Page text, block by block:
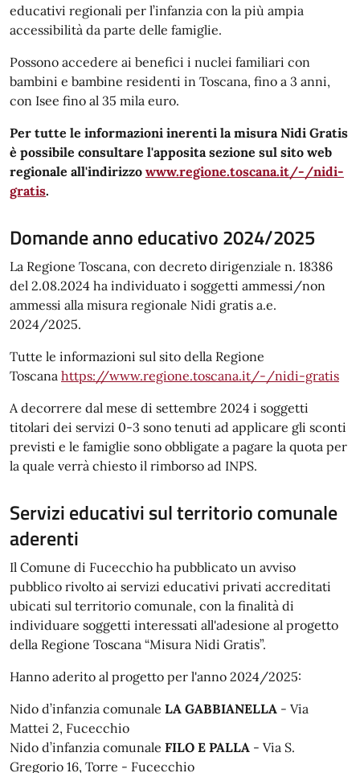
educativi regionali per l’infanzia con la più ampia
accessibilità da parte delle famiglie.
Possono accedere ai benefici i nuclei familiari con
bambini e bambine residenti in Toscana, fino a 3 anni,
con Isee fino al 35 mila euro.
Per tutte le informazioni inerenti la misura Nidi Gratis
è possibile consultare l'apposita sezione sul sito web
regionale all'indirizzo www.regione.toscana.it/-/nidi-
gratis.
Domande anno educativo 2024/2025
La Regione Toscana, con decreto dirigenziale n. 18386
del 2.08.2024 ha individuato i soggetti ammessi/non
ammessi alla misura regionale Nidi gratis a.e.
2024/2025.
Tutte le informazioni sul sito della Regione
Toscana https://www.regione.toscana.it/-/nidi-gratis
A decorrere dal mese di settembre 2024 i soggetti
titolari dei servizi 0-3 sono tenuti ad applicare gli sconti
previsti e le famiglie sono obbligate a pagare la quota per
la quale verrà chiesto il rimborso ad INPS.
Servizi educativi sul territorio comunale
aderenti
Il Comune di Fucecchio ha pubblicato un avviso
pubblico rivolto ai servizi educativi privati accreditati
ubicati sul territorio comunale, con la finalità di
individuare soggetti interessati all'adesione al progetto
della Regione Toscana “Misura Nidi Gratis”.
Hanno aderito al progetto per l'anno 2024/2025:
Nido d’infanzia comunale LA GABBIANELLA - Via
Mattei 2, Fucecchio
Nido d’infanzia comunale FILO E PALLA - Via S.
Gregorio 16, Torre - Fucecchio